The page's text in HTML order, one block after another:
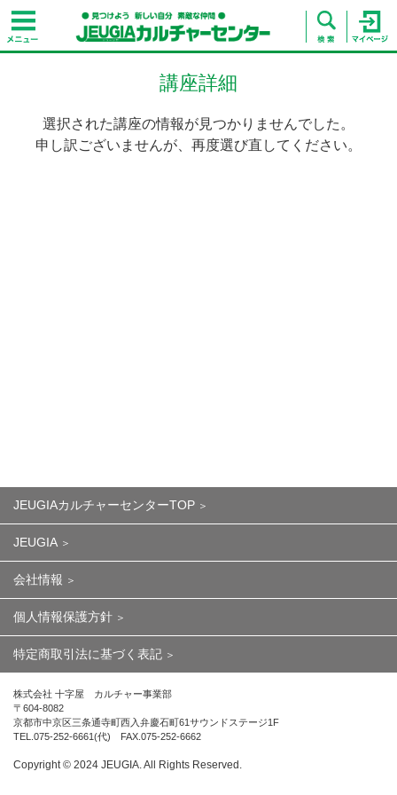
講座詳細
選択された講座の情報が見つかりませんでした。
申し訳ございませんが、再度選び直してください。
JEUGIAカルチャーセンターTOP
JEUGIA
会社情報
個人情報保護方針
特定商取引法に基づく表記
株式会社 十字屋 カルチャー事業部
〒604-8082
京都市中京区三条通寺町西入弁慶石町61サウンドステージ1F
TEL.075-252-6661(代) FAX.075-252-6662
Copyright ©︎ 2024 JEUGIA. All Rights Reserved.